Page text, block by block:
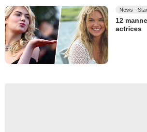
News -
12
actrices